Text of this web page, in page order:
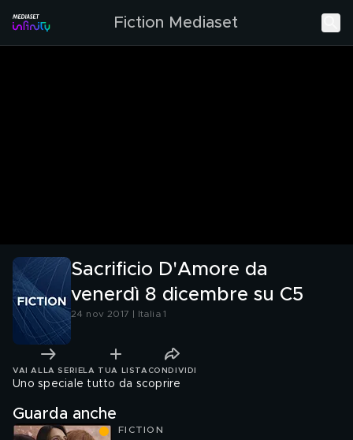
Fiction Mediaset
Sacrificio D'Amore da
venerdì 8 dicembre su C5
24 nov 2017 | Italia 1
VAI ALLA SERIE LA TUA LISTA CONDIVIDI
Uno speciale tutto da scoprire
Guarda anche
FICTION